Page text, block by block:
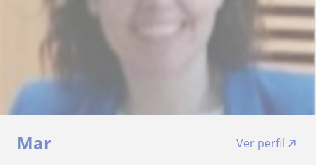
Mar
Ver perfil